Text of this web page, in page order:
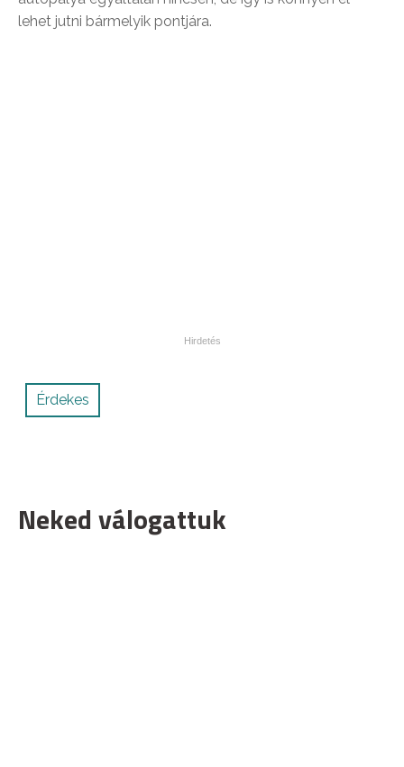
lehet jutni bármelyik pontjára.
Érdekes
Neked válogattuk